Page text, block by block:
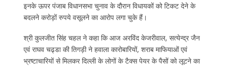
इनके ऊपर पंजाब विधानसभा चुनाव के दौरान विधायकों को टिकट देने के
बदलने करोड़ों रुपये वसूलने का आरोप लगा चुके हैं।
श्री कुलजीत सिंह चहल ने कहा कि आज अरविंद केजरीवाल, सत्येन्द्र जैन
एवं राघव चढ्डा की तिगड़ी ने हवाला कारोबारियों, शराब माफियाओं एवं
भ्रष्टाचारियों से मिलकर दिल्ली के लोगों के टैक्स पेयर के पैसों को लूटने का